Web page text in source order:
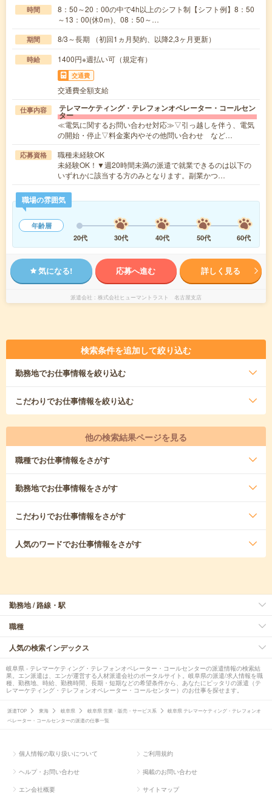
時間
8：50～20：00の中で4h以上のシフト制【シフト例】8：50
～13：00(休0ｍ)、08：50～…
期間 8/3～長期 （初回1ヵ月契約、以降2,3ヶ月更新）
時給 1400円※週払い可（規定有）
交通費
交通費全額支給
仕事内容 テレマーケティング・テレフォンオペレーター・コールセン
ター
≪電気に関するお問い合わせ対応≫▽引っ越しを伴う、電気
の開始・停止▽料金案内やその他問い合わせ など…
応募資格
職種未経験OK
未経験OK！▼週20時間未満の派遣で就業できるのは以下の
いずれかに該当する方のみとなります。副業かつ…
職場の雰囲気
年齢層
20代
30代 40代 50代 60代
気になる! 応募へ進む 詳しく見る
派遣会社 株式会社ヒューマントラスト 名古屋支店
検索条件を追加して絞り込む
勤務地でお仕事情報を絞り込む
こだわりでお仕事情報を絞り込む
他の検索結果ページを見る
職種でお仕事情報をさがす
勤務地でお仕事情報をさがす
こだわりでお仕事情報をさがす
人気のワードでお仕事情報をさがす
勤務地 / 路線・駅
職種
人気の検索インデックス
岐阜県 - テレマーケティング・テレフォンオペレーター・コールセンターの派遣情報の検索結
果。エン派遣は、エンが運営する人材派遣会社のポータルサイト。岐阜県の派遣/求人情報を職
種、勤務地、時給、勤務時間、長期・短期などの希望条件から、あなたにピッタリの派遣（テ
レマーケティング・テレフォンオペレーター・コールセンター）のお仕事を探せます。
派遣TOP 東海 岐阜県 岐阜県 営業・販売・サービス系
岐阜県 テレマーケティング・テレフォンオ
ペレーター・コールセンターの派遣の仕事一覧
個人情報の取り扱いについて ご利用規約
ヘルプ・お問い合わせ 掲載のお問い合わせ
エン会社概要 サイトマップ